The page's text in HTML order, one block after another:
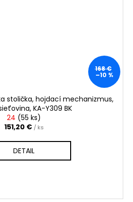
168 €
–10 %
stolička, hojdací mechanizmus,
KA-Y309 BK
24 (55 ks)
151,20 € / ks
DETAIL